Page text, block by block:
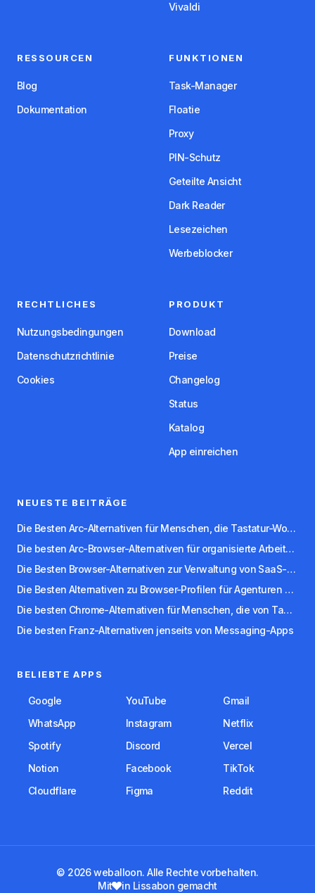
Vivaldi
RESSOURCEN
Blog
Dokumentation
FUNKTIONEN
Task-Manager
Floatie
Proxy
PIN-Schutz
Geteilte Ansicht
Dark Reader
Lesezeichen
Werbeblocker
RECHTLICHES
Nutzungsbedingungen
Datenschutzrichtlinie
Cookies
PRODUKT
Download
Preise
Changelog
Status
Katalog
App einreichen
NEUESTE BEITRÄGE
Die Besten Arc-Alternativen für Menschen, die Tastatur-Workflows Bevorzugen
Die besten Arc-Browser-Alternativen für organisierte Arbeitsbereiche
Die Besten Browser-Alternativen zur Verwaltung von SaaS-Apps
Die Besten Alternativen zu Browser-Profilen für Agenturen und Freelancer
Die besten Chrome-Alternativen für Menschen, die von Tabs überwältigt sind
Die besten Franz-Alternativen jenseits von Messaging-Apps
BELIEBTE APPS
Google YouTube
Gmail
WhatsApp
Instagram
Netflix
Spotify
Discord
Vercel
Notion
Facebook
TikTok
Cloudflare
Figma Reddit
© 2026 weballoon. Alle Rechte vorbehalten.
Mit
in Lissabon gemacht